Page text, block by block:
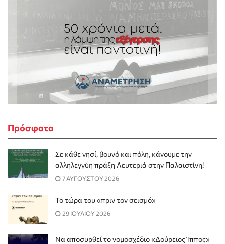
Πρόσφατα
Σε κάθε νησί, βουνό και πόλη, κάνουμε την
αλληλεγγύη πράξη Λευτεριά στην Παλαιστίνη!
7 ΑΥΓΟΥΣΤΟΥ 2026
Το τώρα του «πριν τον σεισμό»
29 ΙΟΥΛΙΟΥ 2026
Να αποσυρθεί το νομοσχέδιο «Δούρειος Ίππος»